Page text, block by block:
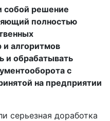
собой решение
полностью
алгоритмов
и обрабатывать
с
на предприятии
серьезная доработка